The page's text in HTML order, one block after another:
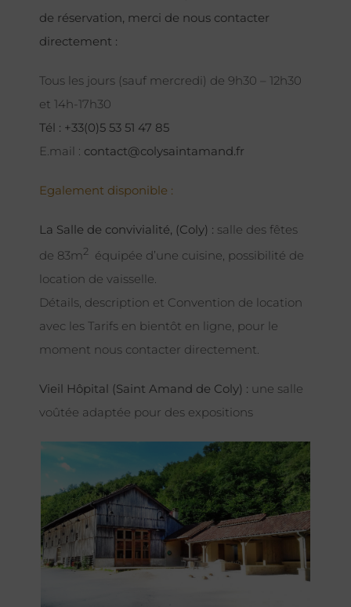
de réservation, merci de nous contacter
directement :
Tous les jours (sauf mercredi) de 9h30 – 12h30
et 14h-17h30
Tél : +33(0)5 53 51 47 85
E.mail : contact@colysaintamand.fr
Egalement disponible :
La Salle de convivialité, (Coly) : salle des fêtes
de 83m2
équipée d’une cuisine, possibilité de
location de vaisselle.
Détails, description et Convention de location
avec les Tarifs en bientôt en ligne, pour le
moment nous contacter directement.
Vieil Hôpital (Saint Amand de Coly) : une salle
voûtée adaptée pour des expositions